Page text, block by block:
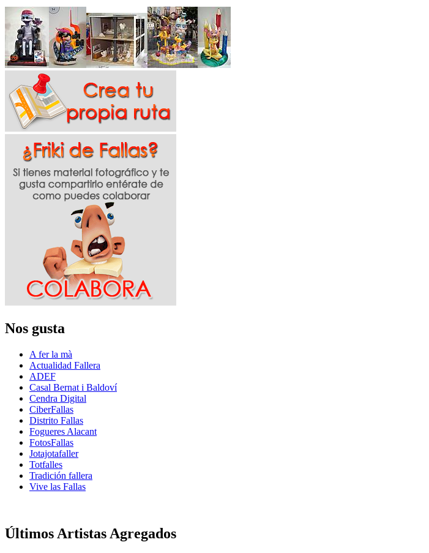
Nos gusta
A fer la mà
Actualidad Fallera
ADEF
Casal Bernat i Baldoví
Cendra Digital
CiberFallas
Distrito Fallas
Fogueres Alacant
FotosFallas
Jotajotafaller
Totfalles
Tradición fallera
Vive las Fallas
Últimos Artistas Agregados